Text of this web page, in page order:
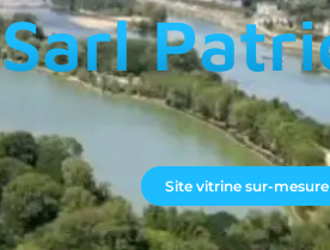
Sarl
Site vitrine sur-mesure